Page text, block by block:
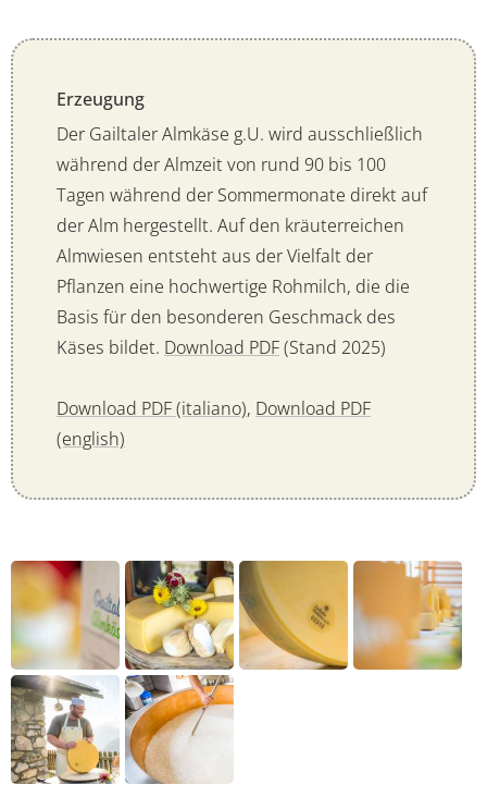
Erzeugung
Der Gailtaler Almkäse g.U. wird ausschließlich
während der Almzeit von rund 90 bis 100
Tagen während der Sommermonate direkt auf
der Alm hergestellt. Auf den kräuterreichen
Almwiesen entsteht aus der Vielfalt der
Pflanzen eine hochwertige Rohmilch, die die
Basis für den besonderen Geschmack des
Käses bildet. Download PDF(Stand 2025)
Download PDF (italiano), Download PDF
(english)